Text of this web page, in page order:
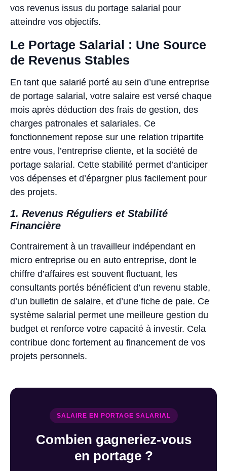
vos revenus issus du portage salarial pour
atteindre vos objectifs.
Le Portage Salarial : Une Source
de Revenus Stables
En tant que salarié porté au sein d’une entreprise
de portage salarial, votre salaire est versé chaque
mois après déduction des frais de gestion, des
charges patronales et salariales. Ce
fonctionnement repose sur une relation tripartite
entre vous, l’entreprise cliente, et la société de
portage salarial. Cette stabilité permet d’anticiper
vos dépenses et d’épargner plus facilement pour
des projets.
1. Revenus Réguliers et Stabilité
Financière
Contrairement à un travailleur indépendant en
micro entreprise ou en auto entreprise, dont le
chiffre d’affaires est souvent fluctuant, les
consultants portés bénéficient d’un revenu stable,
d’un bulletin de salaire, et d’une fiche de paie. Ce
système salarial permet une meilleure gestion du
budget et renforce votre capacité à investir. Cela
contribue donc fortement au financement de vos
projets personnels.
SALAIRE EN PORTAGE SALARIAL
Combien gagneriez-vous
en portage ?